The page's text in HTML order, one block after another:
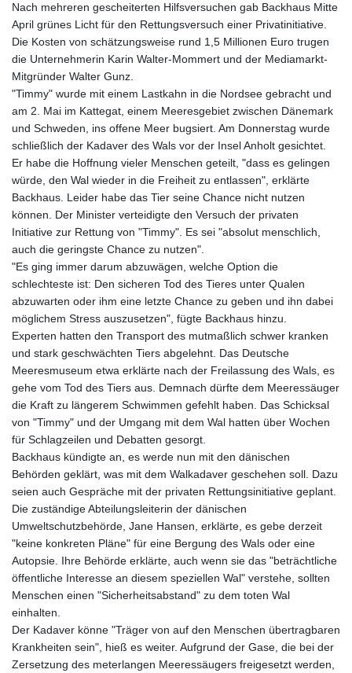
Nach mehreren gescheiterten Hilfsversuchen gab Backhaus Mitte
April grünes Licht für den Rettungsversuch einer Privatinitiative.
Die Kosten von schätzungsweise rund 1,5 Millionen Euro trugen
die Unternehmerin Karin Walter-Mommert und der Mediamarkt-
Mitgründer Walter Gunz.
"Timmy" wurde mit einem Lastkahn in die Nordsee gebracht und
am 2. Mai im Kattegat, einem Meeresgebiet zwischen Dänemark
und Schweden, ins offene Meer bugsiert. Am Donnerstag wurde
schließlich der Kadaver des Wals vor der Insel Anholt gesichtet.
Er habe die Hoffnung vieler Menschen geteilt, "dass es gelingen
würde, den Wal wieder in die Freiheit zu entlassen", erklärte
Backhaus. Leider habe das Tier seine Chance nicht nutzen
können. Der Minister verteidigte den Versuch der privaten
Initiative zur Rettung von "Timmy". Es sei "absolut menschlich,
auch die geringste Chance zu nutzen".
"Es ging immer darum abzuwägen, welche Option die
schlechteste ist: Den sicheren Tod des Tieres unter Qualen
abzuwarten oder ihm eine letzte Chance zu geben und ihn dabei
möglichem Stress auszusetzen", fügte Backhaus hinzu.
Experten hatten den Transport des mutmaßlich schwer kranken
und stark geschwächten Tiers abgelehnt. Das Deutsche
Meeresmuseum etwa erklärte nach der Freilassung des Wals, es
gehe vom Tod des Tiers aus. Demnach dürfte dem Meeressäuger
die Kraft zu längerem Schwimmen gefehlt haben. Das Schicksal
von "Timmy" und der Umgang mit dem Wal hatten über Wochen
für Schlagzeilen und Debatten gesorgt.
Backhaus kündigte an, es werde nun mit den dänischen
Behörden geklärt, was mit dem Walkadaver geschehen soll. Dazu
seien auch Gespräche mit der privaten Rettungsinitiative geplant.
Die zuständige Abteilungsleiterin der dänischen
Umweltschutzbehörde, Jane Hansen, erklärte, es gebe derzeit
"keine konkreten Pläne" für eine Bergung des Wals oder eine
Autopsie. Ihre Behörde erklärte, auch wenn sie das "beträchtliche
öffentliche Interesse an diesem speziellen Wal" verstehe, sollten
Menschen einen "Sicherheitsabstand" zu dem toten Wal
einhalten.
Der Kadaver könne "Träger von auf den Menschen übertragbaren
Krankheiten sein", hieß es weiter. Aufgrund der Gase, die bei der
Zersetzung des meterlangen Meeressäugers freigesetzt werden,